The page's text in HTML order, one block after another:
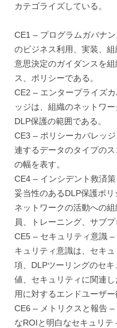
カテゴライズしている。
CE1 – プログラムガバナ
のビジネス利用、実装、
意思決定のガイダンスを
ス、ポリシーである。
CE2 – エンタープライズ
ッジは、組織のネットワ
DLP保護の範囲である。
CE3 – ポリシーカバレッ
連するデータのタイプの
の幅を表す。
CE4 – インシデント救済
妥当性のあるDLP保護ポリ
ネットワークの活動への
員、トレーニング、サブプ
CE5 – セキュリティ意識
キュリティ意識は、セキ
項、DLPツーリングのセ
値、セキュリティに関連
用に対するエンドユーザ
CE6 – メトリクスと報告
なROIと明白なセキュリ